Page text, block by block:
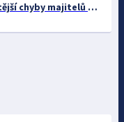
Pes a příchod miminka: nejčastější chyby majitelů a jak se jim vyhnout